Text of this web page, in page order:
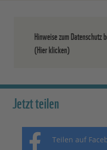
Hinweise zum Datenschutz
(Hier klicken)
Nach dem
wir Ihnen eine E-
Anmeldung
Ihre Einwilligung
ohne Angabe von
Jetzt teilen
Teilen auf